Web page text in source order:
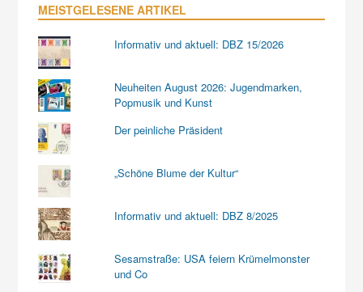
MEISTGELESENE ARTIKEL
Informativ und aktuell: DBZ 15/2026
Neuheiten August 2026: Jugendmarken,
Popmusik und Kunst
Der peinliche Präsident
„Schöne Blume der Kultur“
Informativ und aktuell: DBZ 8/2025
Sesamstraße: USA feiern Krümelmonster
und Co